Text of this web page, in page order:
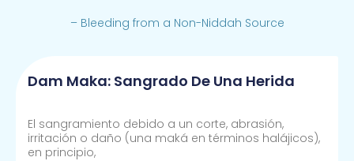
– Bleeding from a Non-Niddah Source
Dam Maka: Sangrado De Una Herida
El sangramiento debido a un corte, abrasión,
irritación o daño (una maká en términos halájicos),
en principio,